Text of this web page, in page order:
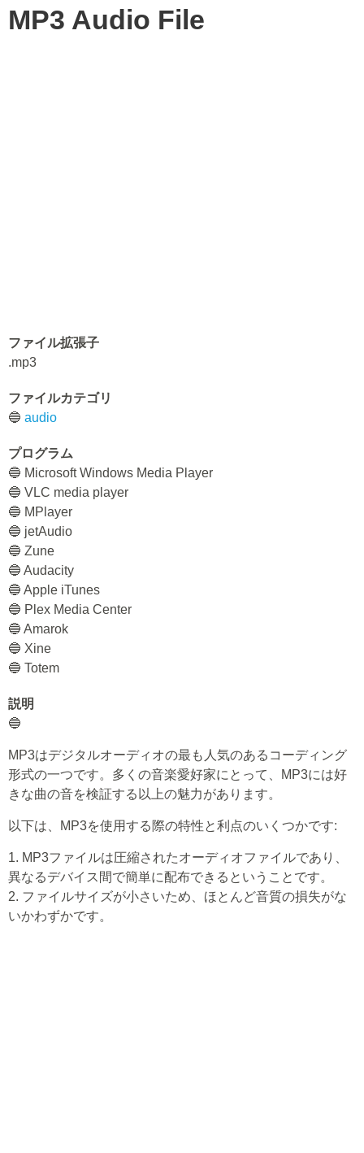
MP3 Audio File
ファイル拡張子
.mp3
ファイルカテゴリ
🔵 audio
プログラム
🔵 Microsoft Windows Media Player
🔵 VLC media player
🔵 MPlayer
🔵 jetAudio
🔵 Zune
🔵 Audacity
🔵 Apple iTunes
🔵 Plex Media Center
🔵 Amarok
🔵 Xine
🔵 Totem
説明
🔵
MP3はデジタルオーディオの最も人気のあるコーディング
形式の一つです。多くの音楽愛好家にとって、MP3には好
きな曲の音を検証する以上の魅力があります。
以下は、MP3を使用する際の特性と利点のいくつかです:
1. MP3ファイルは圧縮されたオーディオファイルであり、
異なるデバイス間で簡単に配布できるということです。
2. ファイルサイズが小さいため、ほとんど音質の損失がな
いかわずかです。